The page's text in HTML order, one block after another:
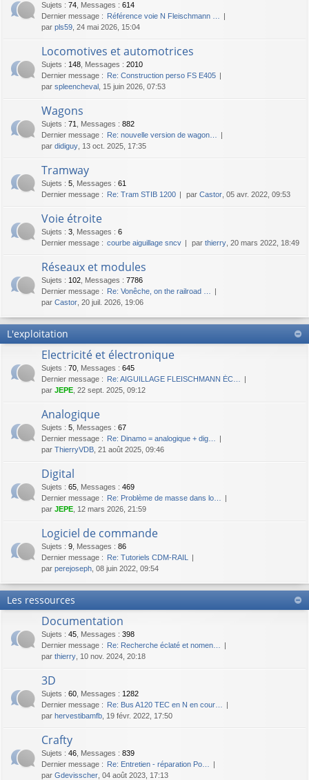
Sujets : 74 Messages : 614
Dernier message : Référence voie N Fleischmann …
par pls59 , 24 mai 2026, 15:04
Locomotives et automotrices
Sujets : 148 Messages : 2010
Dernier message : Re: Construction perso FS E405
par spleencheval , 15 juin 2026, 07:53
Wagons
Sujets : 71 Messages : 882
Dernier message : Re: nouvelle version de wagon…
par didiguy , 13 oct. 2025, 17:35
Tramway
Sujets : 5 Messages : 61
Dernier message : Re: Tram STIB 1200 par Castor , 05 avr. 2022, 09:53
Voie étroite
Sujets : 3 Messages : 6
Dernier message : courbe aiguillage sncv par thierry , 20 mars 2022, 18:49
Réseaux et modules
Sujets : 102 Messages : 7786
Dernier message : Re: Vonêche, on the railroad …
par Castor , 20 juil. 2026, 19:06
L'exploitation
Electricité et électronique
Sujets : 70 Messages : 645
Dernier message : Re: AIGUILLAGE FLEISCHMANN ÉC…
par JEPE , 22 sept. 2025, 09:12
Analogique
Sujets : 5 Messages : 67
Dernier message : Re: Dinamo = analogique + dig…
par ThierryVDB , 21 août 2025, 09:46
Digital
Sujets : 65 Messages : 469
Dernier message : Re: Problème de masse dans lo…
par JEPE , 12 mars 2026, 21:59
Logiciel de commande
Sujets : 9 Messages : 86
Dernier message : Re: Tutoriels CDM-RAIL
par perejoseph , 08 juin 2022, 09:54
Les ressources
Documentation
Sujets : 45 Messages : 398
Dernier message : Re: Recherche éclaté et nomen…
par thierry , 10 nov. 2024, 20:18
3D
Sujets : 60 Messages : 1282
Dernier message : Re: Bus A120 TEC en N en cour…
par hervestibamfb , 19 févr. 2022, 17:50
Crafty
Sujets : 46 Messages : 839
Dernier message : Re: Entretien - réparation Po…
par Gdevisscher , 04 août 2023, 17:13